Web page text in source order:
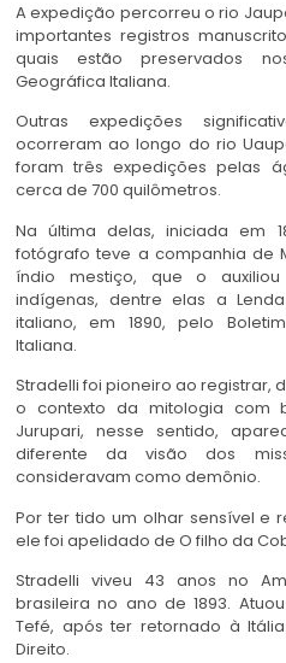
A expedição percorreu o rio
importantes registros
quais estão preservados
Geográfica Italiana.
Outras expedições
ocorreram ao longo do rio
foram três expedições pelas
cerca de 700 quilômetros.
Na última delas, iniciada em
fotógrafo teve a companhia de
índio mestiço, que o
indígenas, dentre elas a
italiano, em 1890, pelo
Italiana.
Stradelli foi pioneiro ao registrar,
o contexto da mitologia com
Jurupari, nesse sentido,
diferente da visão dos
consideravam como demônio.
Por ter tido um olhar sensível e
ele foi apelidado de O filho da
Stradelli viveu 43 anos no
brasileira no ano de 1893.
Tefé, após ter retornado à
Direito.